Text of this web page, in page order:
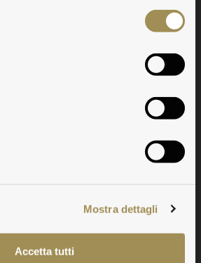
Mostra dettagli
Accetta tutti
al Tasso